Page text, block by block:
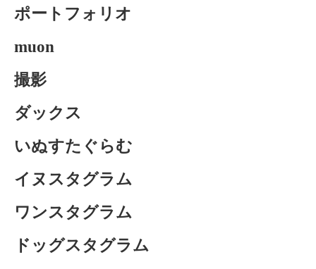
ポートフォリオ
muon
撮影
ダックス
いぬすたぐらむ
イヌスタグラム
ワンスタグラム
ドッグスタグラム